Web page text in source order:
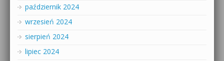
październik 2024
wrzesień 2024
sierpień 2024
lipiec 2024